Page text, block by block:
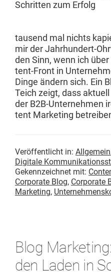
tausend mal nichts
mir der Jahrhun­dert-
den Sinn, wenn ich
tent-Front in
Dinge ändern sich. Ein
Teich zeigt, dass
der B2B-Unternehmen
tent Mar­ket­ing
Veröffentlicht in: Allgemein
Digitale
Gekennzeichnet mit:
Corporate Blog, Corporate
Marketing,
Blog
den Laden in